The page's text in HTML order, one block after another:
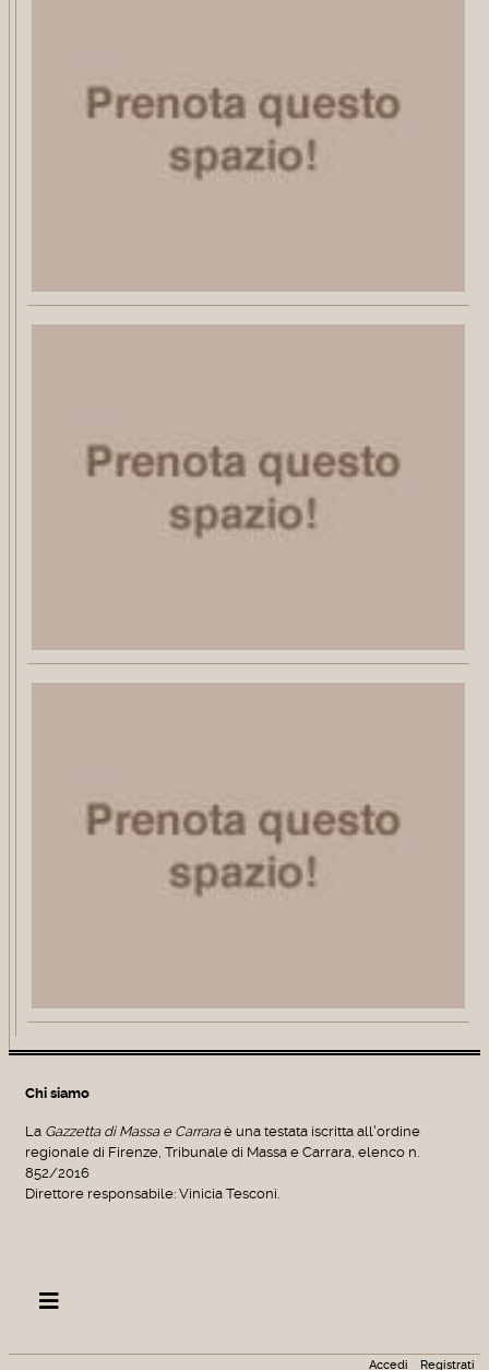
Chi siamo
La Gazzetta di Massa e Carraraè una testata iscritta all'ordine
regionale di Firenze, Tribunale di Massa e Carrara, elenco n.
852/2016
Direttore responsabile: Vinicia Tesconi.
Accedi Registrati